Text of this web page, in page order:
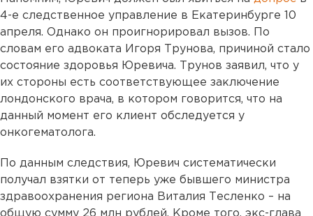
4-е следственное управление в Екатеринбурге 10
апреля. Однако он проигнорировал вызов. По
словам его адвоката Игоря Трунова, причиной стало
состояние здоровья Юревича. Трунов заявил, что у
их стороны есть соответствующее заключение
лондонского врача, в котором говорится, что на
данный момент его клиент обследуется у
онкогематолога.
По данным следствия, Юревич систематически
получал взятки от теперь уже бывшего министра
здравоохранения региона Виталия Тесленко – на
общую сумму 26 млн рублей. Кроме того, экс-глава